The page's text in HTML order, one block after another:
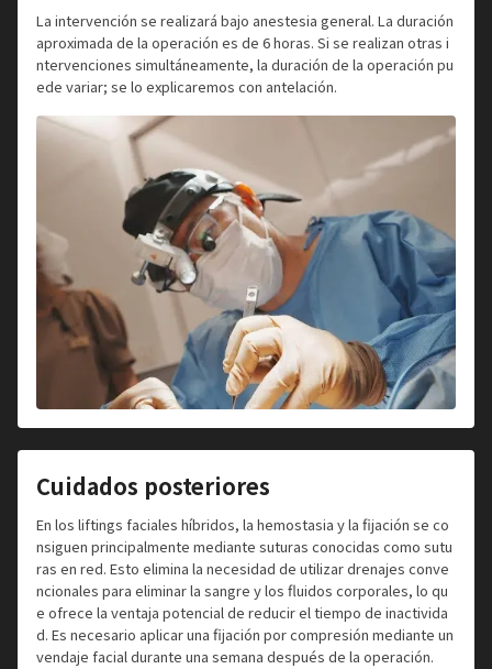
La intervención se realizará bajo anestesia general. La duración
aproximada de la operación es de 6 horas. Si se realizan otras i
ntervenciones simultáneamente, la duración de la operación pu
ede variar; se lo explicaremos con antelación.
Cuidados posteriores
En los liftings faciales híbridos, la hemostasia y la fijación se co
nsiguen principalmente mediante suturas conocidas como sutu
ras en red. Esto elimina la necesidad de utilizar drenajes conve
ncionales para eliminar la sangre y los fluidos corporales, lo qu
e ofrece la ventaja potencial de reducir el tiempo de inactivida
d. Es necesario aplicar una fijación por compresión mediante un
vendaje facial durante una semana después de la operación.